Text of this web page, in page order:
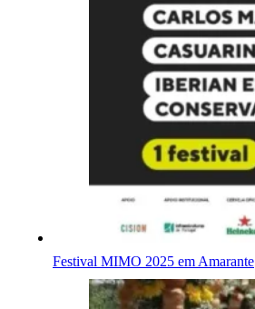
Festival MIMO 2025 em Amarante